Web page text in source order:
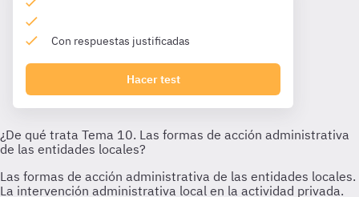
Con respuestas justificadas
Hacer test